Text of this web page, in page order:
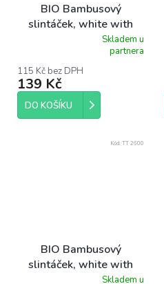
BIO Bambusový
slintáček, white with
beige edging / bílý s
béžovým okrajem
produktu
je
5,0
5
Skladem u
partnera
115 Kč bez DPH
139 Kč
DO KOŠÍKU
BIO Bambusový
slintáček, white with
pink edging / bílý s
Skladem u
Kód: TT 2600